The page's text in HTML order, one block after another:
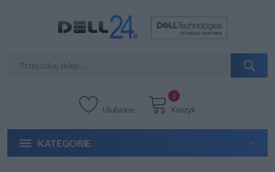
Ulubione Koszyk
0
KATEGORIE